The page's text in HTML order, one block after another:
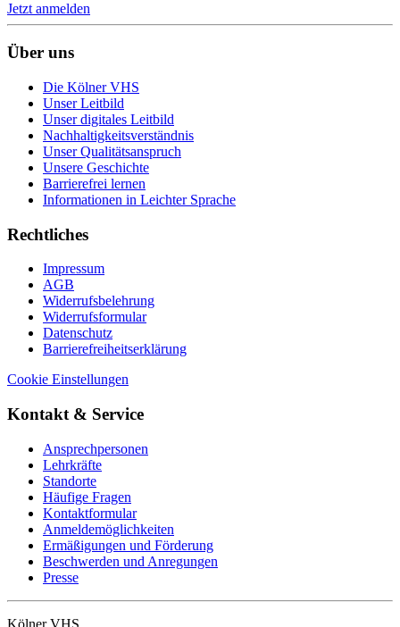
Jetzt anmelden
Über uns
Die Kölner VHS
Unser Leitbild
Unser digitales Leitbild
Nachhaltigkeitsverständnis
Unser Qualitätsanspruch
Unsere Geschichte
Barrierefrei lernen
Informationen in Leichter Sprache
Rechtliches
Impressum
AGB
Widerrufsbelehrung
Widerrufsformular
Datenschutz
Barrierefreiheitserklärung
Cookie Einstellungen
Kontakt & Service
Ansprechpersonen
Lehrkräfte
Standorte
Häufige Fragen
Kontaktformular
Anmeldemöglichkeiten
Ermäßigungen und Förderung
Beschwerden und Anregungen
Presse
Kölner VHS